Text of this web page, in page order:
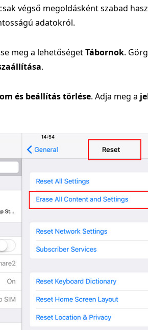
végső megoldásként szabad
adatokról.
meg a lehetőségetTábornok.
.
és beállítás törlése. Adja meg a